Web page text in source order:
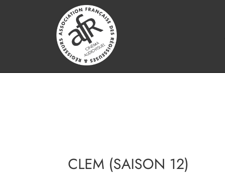
CLEM (SAISON 12)